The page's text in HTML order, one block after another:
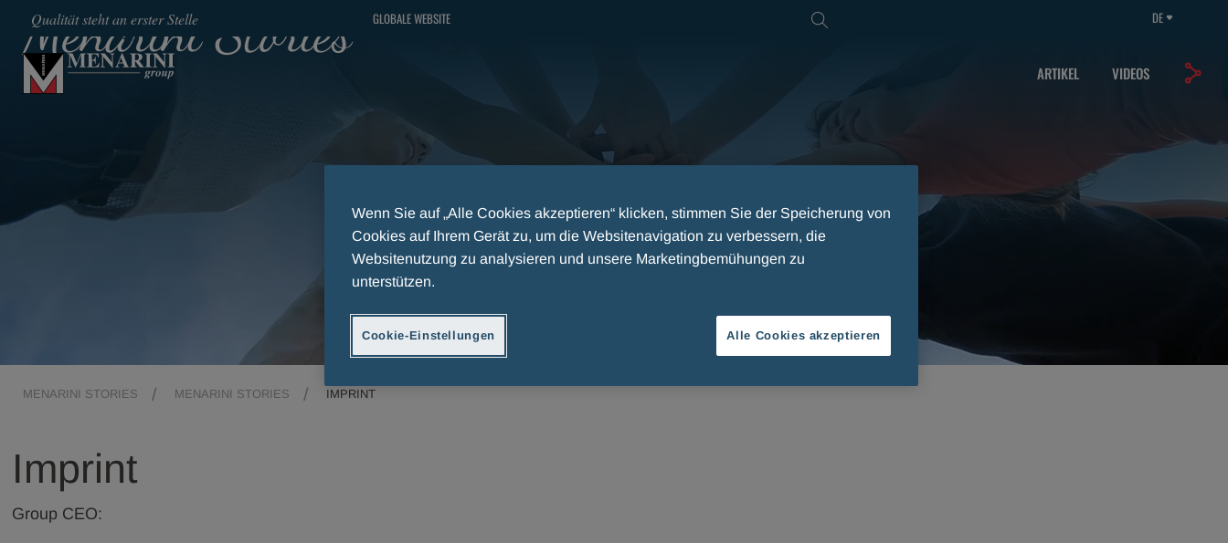
SKIP TO MAIN CONTENT
Qualität steht an erster Stelle GLOBALE WEBSITE DE
ARTIKEL VIDEOS
Menarini Stories
MENARINI STORIES MENARINI STORIES IMPRINT
Imprint
Group CEO:
Wenn Sie auf „Alle Cookies akzeptieren“ klicken, stimmen Sie der Speicherung von
Cookies auf Ihrem Gerät zu, um die Websitenavigation zu verbessern, die
Websitenutzung zu analysieren und unsere Marketingbemühungen zu
unterstützen.
Cookie-Einstellungen Alle Cookies akzeptieren